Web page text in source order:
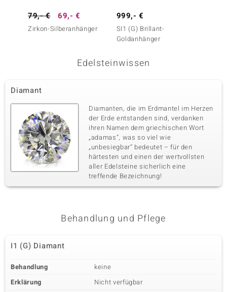
79,- € 69,- €
Zirkon-Silberanhänger
999,- €
SI1 (G) Brillant-
Goldanhänger
Edelsteinwissen
Diamant
Diamanten, die im Erdmantel im Herzen
der Erde entstanden sind, verdanken
ihren Namen dem griechischen Wort
„adamas“, was so viel wie
„unbesiegbar“ bedeutet – für den
härtesten und einen der wertvollsten
aller Edelsteine sicherlich eine
treffende Bezeichnung!
Behandlung und Pflege
I1 (G) Diamant
Behandlung
keine
Erklärung
Nicht verfügbar